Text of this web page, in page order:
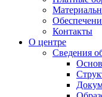
Контакты
О центре
Сведения